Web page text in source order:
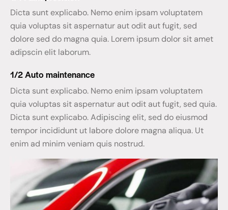
Dicta sunt explicabo. Nemo enim ipsam voluptatem
quia voluptas sit aspernatur aut odit aut fugit, sed
dolore sed do magna quia. Lorem ipsum dolor sit amet
adipscin elit laborum.
1/2 Auto maintenance
Dicta sunt explicabo. Nemo enim ipsam voluptatem
quia voluptas sit aspernatur aut odit aut fugit, sed quia.
Dicta sunt explicabo. Adipiscing elit, sed do eiusmod
tempor incididunt ut labore dolore magna aliqua. Ut
enim ad minim veniam quis nostrud.